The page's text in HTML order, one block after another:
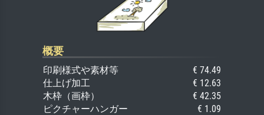
概要
印刷様式や素材等
€ 74.49
仕上げ加工
€ 12.63
木枠（画枠）
€ 42.35
ピクチャーハンガー
€ 1.09